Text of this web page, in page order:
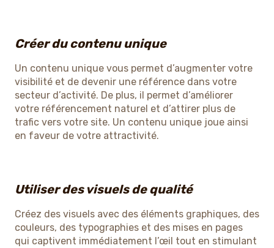
Créer du contenu unique
Un contenu unique vous permet d’augmenter votre
visibilité et de devenir une référence dans votre
secteur d’activité. De plus, il permet d’améliorer
votre référencement naturel et d’attirer plus de
trafic vers votre site. Un contenu unique joue ainsi
en faveur de votre attractivité.
Utiliser des visuels de qualité
Créez des visuels avec des éléments graphiques, des
couleurs, des typographies et des mises en pages
qui captivent immédiatement l’œil tout en stimulant